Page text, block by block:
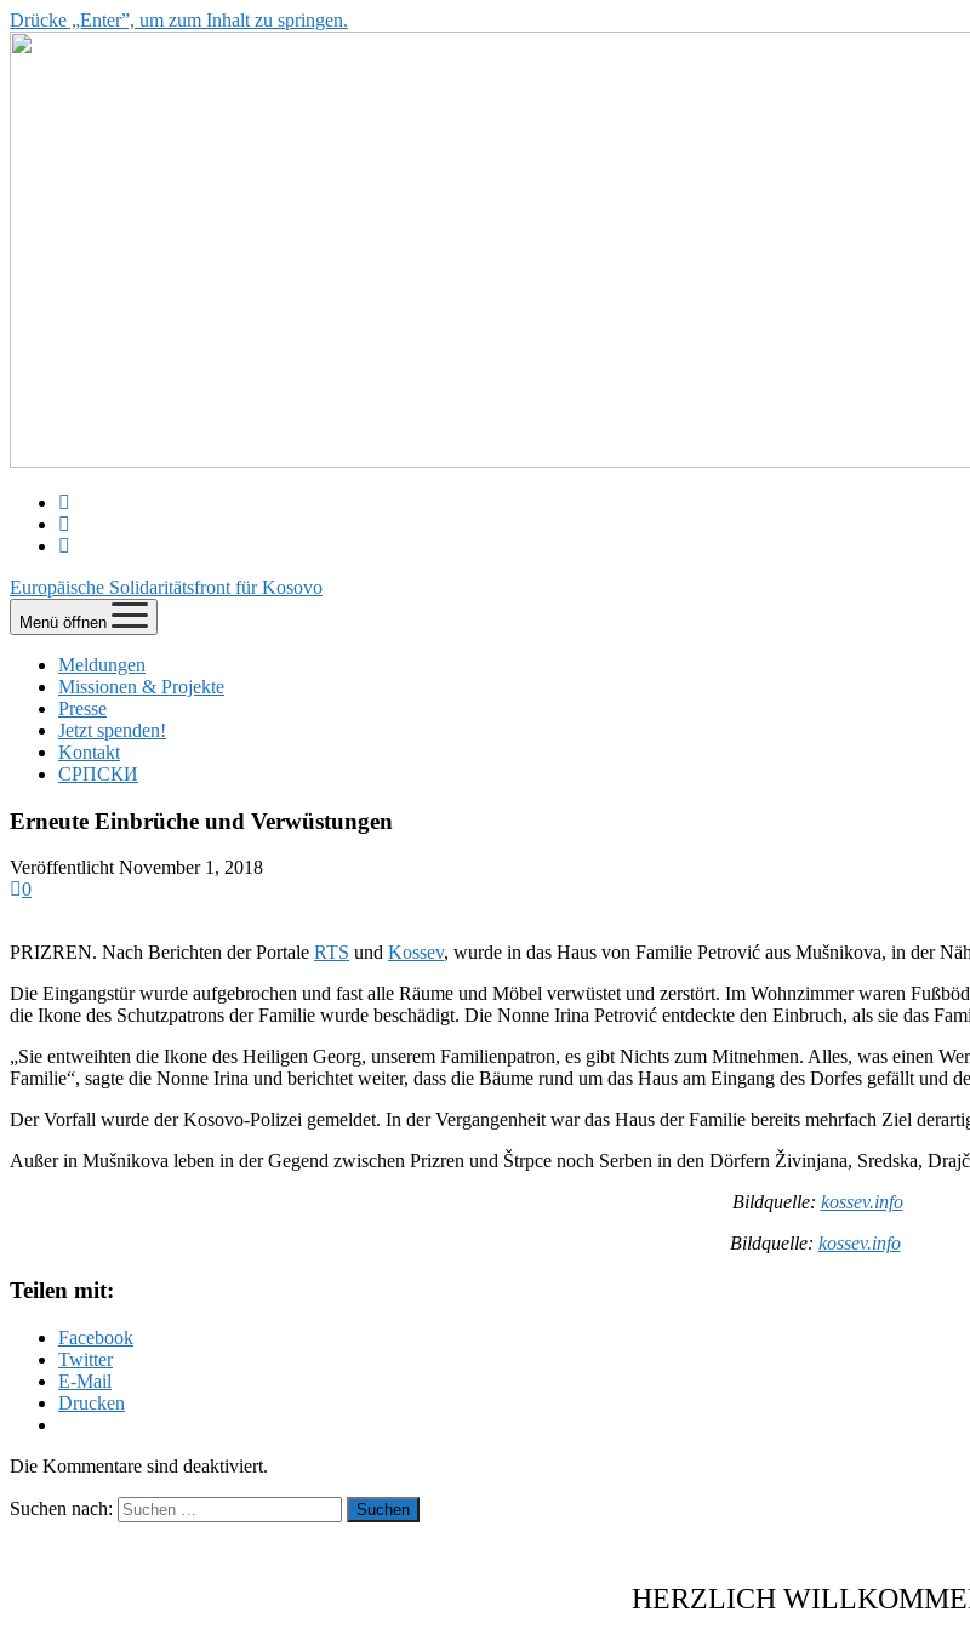
Drücke „Enter”, um zum Inhalt zu springen.
Europäische Solidaritätsfront für Kosovo
Menü öffnen
Meldungen
Missionen & Projekte
Presse
Jetzt spenden!
Kontakt
СРПСКИ
Erneute Einbrüche und Verwüstungen
Veröffentlicht November 1, 2018
0
PRIZREN. Nach Berichten der Portale RTS und Kossev, wurde in das Haus von Familie Petrović aus Mušnikova, in der
Die Eingangstür wurde aufgebrochen und fast alle Räume und Möbel verwüstet und zerstört. Im Wohnzimmer waren
die Ikone des Schutzpatrons der Familie wurde beschädigt. Die Nonne Irina Petrović entdeckte den Einbruch, als sie das
„Sie entweihten die Ikone des Heiligen Georg, unserem Familienpatron, es gibt Nichts zum Mitnehmen. Alles, was einen
Familie“, sagte die Nonne Irina und berichtet weiter, dass die Bäume rund um das Haus am Eingang des Dorfes gefällt und
Der Vorfall wurde der Kosovo-Polizei gemeldet. In der Vergangenheit war das Haus der Familie bereits mehrfach Ziel
Außer in Mušnikova leben in der Gegend zwischen Prizren und Štrpce noch Serben in den Dörfern Živinjana, Sredska,
Bildquelle: kossev.info
Bildquelle: kossev.info
Teilen mit:
Facebook
Twitter
E-Mail
Drucken
Die Kommentare sind deaktiviert.
Suchen nach:
HERZLICH